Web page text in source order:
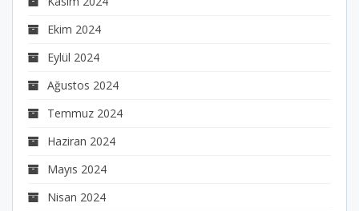
Ekim 2024
Eylül 2024
Ağustos 2024
Temmuz 2024
Haziran 2024
Mayıs 2024
Nisan 2024